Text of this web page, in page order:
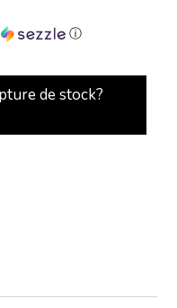
ⓘ
de stock?